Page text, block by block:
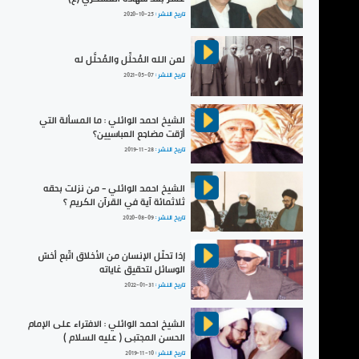
تاريخ النشر :2020-10-25
لعن الله المُحلِّل والمُحلَّل له
تاريخ النشر :2021-05-07
الشيخ احمد الوائلي : ما المسألة التي
أرّقت مضاجع العباسيين؟
تاريخ النشر :2019-11-28
الشيخ احمد الوائلي - من نزلت بحقه
ثلاثمائة آية في القرآن الكريم ؟
تاريخ النشر :2020-08-09
إذا تحلّل الإنسان من الأخلاق اتّبع أخسّ
الوسائل لتحقيق غاياته
تاريخ النشر :2022-01-31
الشيخ احمد الوائلي : الافتراء على الإمام
الحسن المجتبى ( عليه السلام )
تاريخ النشر :2019-11-10